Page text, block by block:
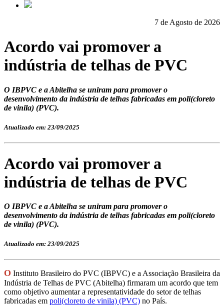
7 de Agosto de 2026
Acordo vai promover a
indústria de telhas de PVC
O IBPVC e a Abitelha se uniram para promover o
desenvolvimento da indústria de telhas fabricadas em poli(cloreto
de vinila) (PVC).
Atualizado em: 23/09/2025
Acordo vai promover a
indústria de telhas de PVC
O IBPVC e a Abitelha se uniram para promover o
desenvolvimento da indústria de telhas fabricadas em poli(cloreto
de vinila) (PVC).
Atualizado em: 23/09/2025
O Instituto Brasileiro do PVC (IBPVC) e a Associação Brasileira da
Indústria de Telhas de PVC (Abitelha) firmaram um acordo que tem
como objetivo aumentar a representatividade do setor de telhas
fabricadas em poli(cloreto de vinila) (PVC) no País.